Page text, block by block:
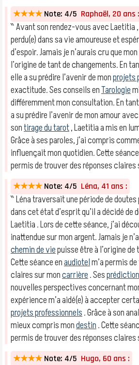
★★★★ Note: 4/5 Raphaël, 20 ans :
‶ Avant son rendez-vous avec Laetitia
perdu(e) dans sa vie amoureuse et
d’espoir. Jamais je n’aurais cru que
l’origine de tant de changements. En
elle a su prédire l’avenir de monprojets
exactitude. Ses conseils enTarologie
différemment mon consultation. En
a su prédire l’avenir de mon amour
sontirage du tarot, Laetitia a mis en
Grâce à ses paroles, j’ai compris
influençait mon quotidien. Cette
permis de trouver des réponses claires
★★★★ Note: 4/5 Léna, 41 ans :
‶ Léna traversait une période de
dans cet état d’esprit qu’il a décidé de
Laetitia . Lors de cette séance, j’ai
inattendue sur mon argent. Jamais je
chemin de viepuisse être à l’origine
Cette séance enaudiotelm’a permis
claires sur moncarrière. Ses
nouvelles perspectives concernant
expérience m’a aidé(e) à accepter
projets professionnels. Grâce à son
mieux compris mondestin. Cette
permis de trouver des réponses claires
★★★★ Note: 4/5 Hugo, 60 ans :